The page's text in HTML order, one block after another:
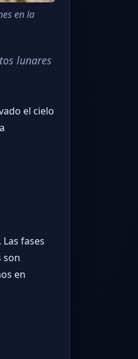
en la
lunares
el cielo
fases
son
en